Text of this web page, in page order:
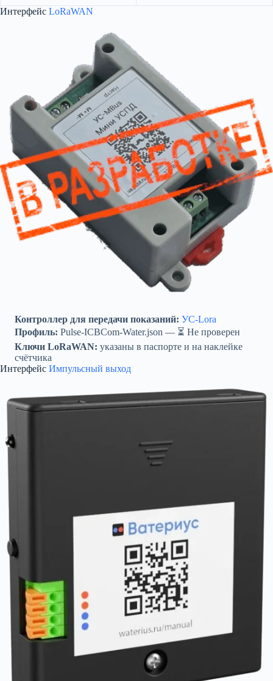
Интерфейс LoRaWAN
Контроллер для передачи показаний: УС-Lora
Профиль: Pulse-ICBCom-Water.json — ⏳ Не проверен
Ключи LoRaWAN: указаны в паспорте и на наклейке
счётчика
Интерфейс Импульсный выход